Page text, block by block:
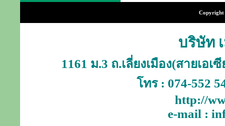
Copyright
บริษัท
1161 ม.3 ถ.เลี่ยงเมือง(สายเอ
โทร : 074-552
http://
e-mail :